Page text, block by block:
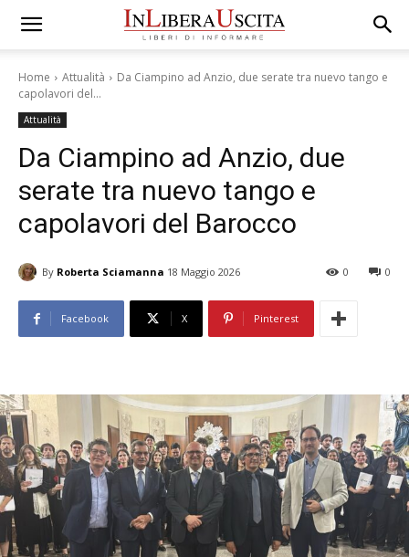
Home Attualità
Da Ciampino ad Anzio, due serate tra nuevo tango e
capolavori del...
Attualità
Da Ciampino ad Anzio, due
serate tra nuevo tango e
capolavori del Barocco
By Roberta Sciamanna 18 Maggio 2026 0
0
Facebook X Pinterest